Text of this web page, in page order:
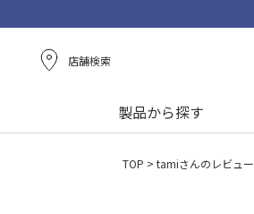
店舗検索
製品から探す
TOP tamiさんのレビュー